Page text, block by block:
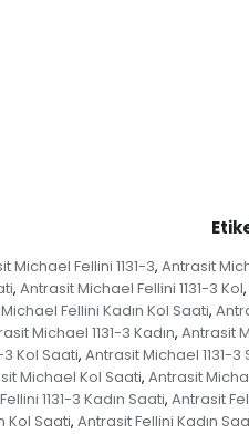
Michael Fellini 1131-3, Antrasit
, Antrasit Michael Fellini 1131-3 Kol,
Fellini Kadın Kol Saati,
Michael 1131-3 Kadın, Antrasit
3 Kol Saati, Antrasit Michael 1131-3
Michael Kol Saati, Antrasit
1131-3 Kadın Saati, Antrasit
Kol Saati, Antrasit Fellini Kadın